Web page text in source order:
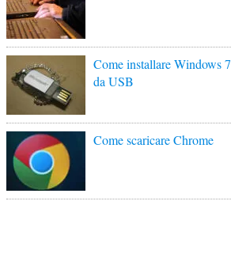
Come installare Windows 7
da USB
Come scaricare Chrome